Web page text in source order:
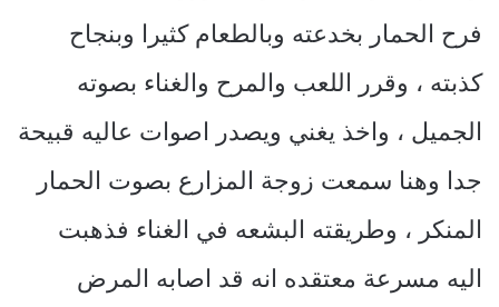
فرح الحمار بخدعته وبالطعام كثيرا وبنجاح
كذبته ، وقرر اللعب والمرح والغناء بصوته
الجميل ، واخذ يغني ويصدر اصوات عاليه قبيحة
جدا وهنا سمعت زوجة المزارع بصوت الحمار
المنكر ، وطريقته البشعه في الغناء فذهبت
اليه مسرعة معتقده انه قد اصابه المرض